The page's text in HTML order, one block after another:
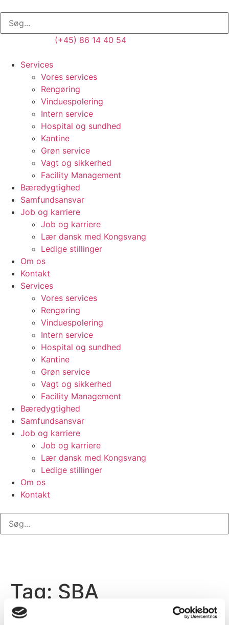
(+45) 86 14 40 54
Services
Vores services
Rengøring
Vinduespolering
Intern service
Hospital og sundhed
Kantine
Grøn service
Vagt og sikkerhed
Facility Management
Bæredygtighed
Samfundsansvar
Job og karriere
Job og karriere
Lær dansk med Kongsvang
Ledige stillinger
Om os
Kontakt
Services
Vores services
Rengøring
Vinduespolering
Intern service
Hospital og sundhed
Kantine
Grøn service
Vagt og sikkerhed
Facility Management
Bæredygtighed
Samfundsansvar
Job og karriere
Job og karriere
Lær dansk med Kongsvang
Ledige stillinger
Om os
Kontakt
Tag: SBA
Servicenormen